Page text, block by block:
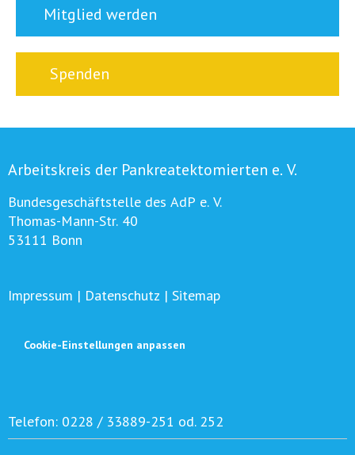
Mitglied werden
Spenden
Arbeitskreis der Pankreatektomierten e. V.
Bundesgeschäftstelle des AdP e. V.
Thomas-Mann-Str. 40
53111 Bonn
Impressum | Datenschutz | Sitemap
Cookie-Einstellungen anpassen
Telefon: 0228 / 33889-251 od. 252